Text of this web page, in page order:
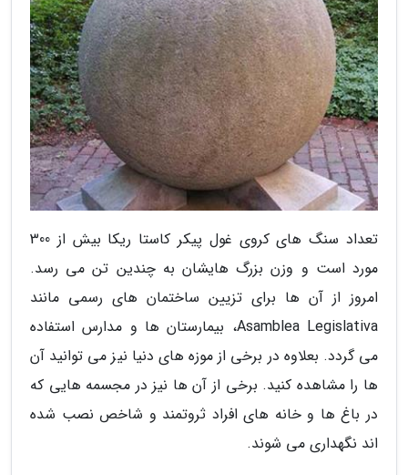
تعداد سنگ های کروی غول پیکر کاستا ریکا بیش از 300
مورد است و وزن بزرگ هایشان به چندین تن می رسد.
امروز از آن ها برای تزیین ساختمان های رسمی مانند
Asamblea Legislativa، بیمارستان ها و مدارس استفاده
می گردد. بعلاوه در برخی از موزه های دنیا نیز می توانید آن
ها را مشاهده کنید. برخی از آن ها نیز در مجسمه هایی که
در باغ ها و خانه های افراد ثروتمند و شاخص نصب شده
اند نگهداری می شوند.